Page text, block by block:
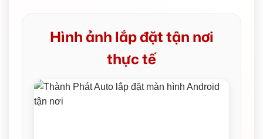
Hình ảnh lắp đặt tận nơi
thực tế